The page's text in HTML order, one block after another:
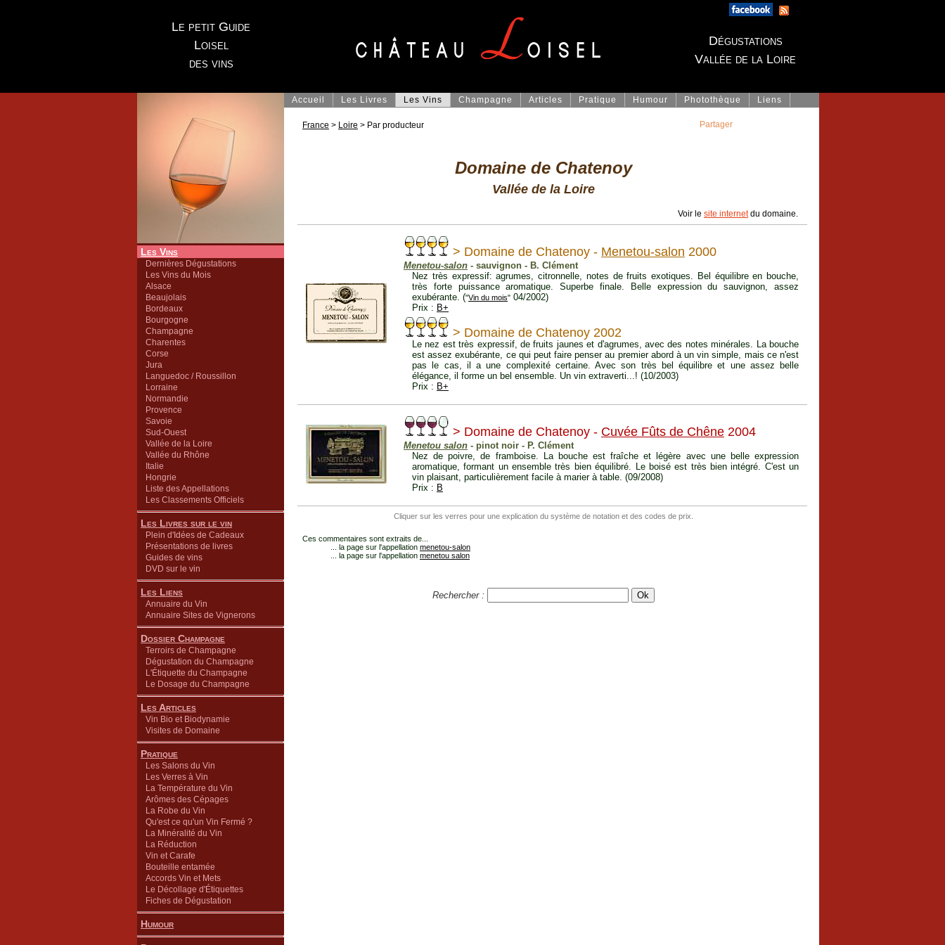
Le petit Guide
Loisel
des vins
Dégustations
Vallée de la Loire
Les Vins
Dernières Dégustations
Les Vins du Mois
Alsace
Beaujolais
Bordeaux
Bourgogne
Champagne
Charentes
Corse
Jura
Languedoc / Roussillon
Lorraine
Normandie
Provence
Savoie
Sud-Ouest
Vallée de la Loire
Vallée du Rhône
Italie
Hongrie
Liste des Appellations
Les Classements Officiels
Les Livres sur le vin
Plein d'Idées de Cadeaux
Présentations de livres
Guides de vins
DVD sur le vin
Les Liens
Annuaire du Vin
Annuaire Sites de Vignerons
Dossier Champagne
Terroirs de Champagne
Dégustation du Champagne
L'Étiquette du Champagne
Le Dosage du Champagne
Les Articles
Vin Bio et Biodynamie
Visites de Domaine
Pratique
Les Salons du Vin
Les Verres à Vin
La Température du Vin
Arômes des Cépages
La Robe du Vin
Qu'est ce qu'un Vin Fermé ?
La Minéralité du Vin
La Réduction
Vin et Carafe
Bouteille entamée
Accords Vin et Mets
Le Décollage d'Étiquettes
Fiches de Dégustation
Humour
Accueil Les Livres Les Vins Champagne Articles Pratique Humour Photothèque Liens
France > Loire > Par producteur
Domaine de Chatenoy
Vallée de la Loire
Voir le site internetdu domaine.
> Domaine de Chatenoy - Menetou-salon 2000
Menetou-salon - sauvignon - B. Clément
Nez très expressif: agrumes, citronnelle, notes de fruits exotiques. Bel équilibre en bouche,
très forte puissance aromatique. Superbe finale. Belle expression du sauvignon, assez
exubérante. ("Vin du mois" 04/2002)
Prix : B+
> Domaine de Chatenoy 2002
Le nez est très expressif, de fruits jaunes et d'agrumes, avec des notes minérales. La bouche
est assez exubérante, ce qui peut faire penser au premier abord à un vin simple, mais ce n'est
pas le cas, il a une complexité certaine. Avec son très bel équilibre et une assez belle
élégance, il forme un bel ensemble. Un vin extraverti...! (10/2003)
Prix : B+
> Domaine de Chatenoy - Cuvée Fûts de Chêne 2004
Menetou salon - pinot noir - P. Clément
Nez de poivre, de framboise. La bouche est fraîche et légère avec une belle expression
aromatique, formant un ensemble très bien équilibré. Le boisé est très bien intégré. C'est un
vin plaisant, particulièrement facile à marier à table. (09/2008)
Prix : B
Cliquer sur les verres pour une explication du système de notation et des codes de prix.
Ces commentaires sont extraits de...
... la page sur l'appellation menetou-salon
... la page sur l'appellation menetou salon
Rechercher :
Partager